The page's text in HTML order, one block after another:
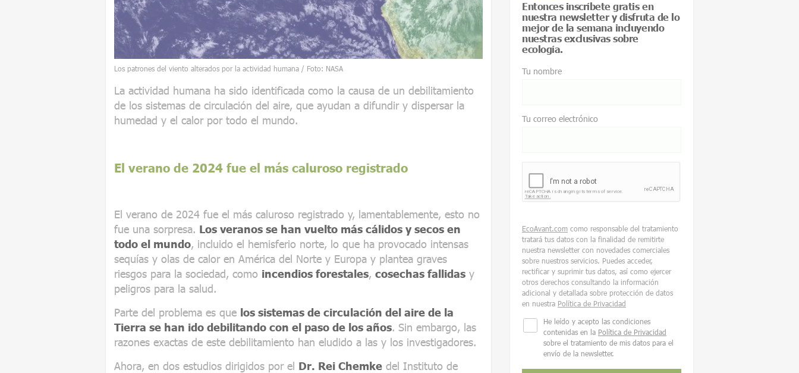
Los patrones del viento alterados por la actividad humana / Foto: NASA
La actividad humana ha sido identificada como la causa de un debilitamiento
de los sistemas de circulación del aire, que ayudan a difundir y dispersar la
humedad y el calor por todo el mundo.
El verano de 2024 fue el más caluroso registrado
El verano de 2024 fue el más caluroso registrado y, lamentablemente, esto no
fue una sorpresa. Los veranos se han vuelto más cálidos y secos en
todo el mundo, incluido el hemisferio norte, lo que ha provocado intensas
sequías y olas de calor en América del Norte y Europa y plantea graves
riesgos para la sociedad, como incendios forestales, cosechas fallidas y
peligros para la salud.
Parte del problema es que los sistemas de circulación del aire de la
Tierra se han ido debilitando con el paso de los años. Sin embargo, las
razones exactas de este debilitamiento han eludido a las y los investigadores.
Ahora, en dos estudios dirigidos por el Dr. Rei Chemke del Instituto de
Entonces inscríbete gratis en
nuestra newsletter y disfruta de lo
mejor de la semana incluyendo
nuestras exclusivas sobre
ecología.
Tu nombre
Tu correo electrónico
EcoAvant.com como responsable del tratamiento
tratará tus datos con la finalidad de remitirte
nuestra newsletter con novedades comerciales
sobre nuestros servicios. Puedes acceder,
rectificar y suprimir tus datos, así como ejercer
otros derechos consultando la información
adicional y detallada sobre protección de datos
en nuestra Política de Privacidad
He leído y acepto las condiciones
contenidas en la Política de Privacidad
sobre el tratamiento de mis datos para el
envío de la newsletter.